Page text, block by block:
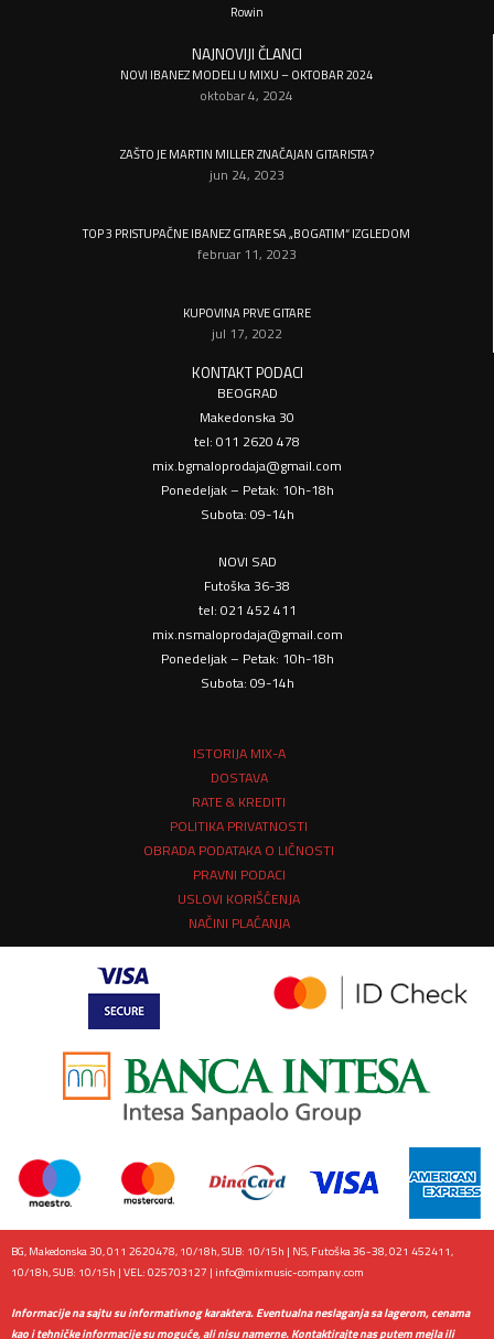
Rowin
NAJNOVIJI ČLANCI
NOVI IBANEZ MODELI U MIXU – OKTOBAR 2024
oktobar 4, 2024
ZAŠTO JE MARTIN MILLER ZNAČAJAN GITARISTA?
jun 24, 2023
TOP 3 PRISTUPAČNE IBANEZ GITARE SA „BOGATIM“ IZGLEDOM
februar 11, 2023
KUPOVINA PRVE GITARE
jul 17, 2022
KONTAKT PODACI
BEOGRAD
Makedonska 30
tel: 011 2620 478
mix.bgmaloprodaja@gmail.com
Ponedeljak – Petak: 10h-18h
Subota: 09-14h
NOVI SAD
Futoška 36-38
tel: 021 452 411
mix.nsmaloprodaja@gmail.com
Ponedeljak – Petak: 10h-18h
Subota: 09-14h
ISTORIJA MIX-A
DOSTAVA
RATE & KREDITI
POLITIKA PRIVATNOSTI
OBRADA PODATAKA O LIČNOSTI
PRAVNI PODACI
USLOVI KORIŠĆENJA
NAČINI PLAĆANJA
BG, Makedonska 30, 011 2620478, 10/18h, SUB: 10/15h | NS, Futoška 36-38, 021 452411,
10/18h, SUB: 10/15h | VEL: 025703127 | info@mixmusic-company.com
Informacije na sajtu su informativnog karaktera. Eventualna neslaganja sa lagerom, cenama
kao i tehničke informacije su moguće, ali nisu namerne. Kontaktirajte nas putem mejla ili